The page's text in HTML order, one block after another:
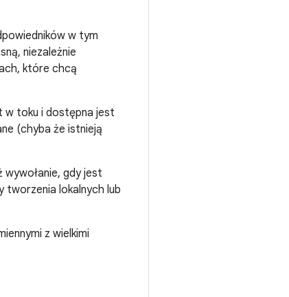
w tym
niezależnie
które chcą
w toku i dostępna jest
(chyba że istnieją
wywołanie, gdy jest
tworzenia lokalnych lub
z wielkimi